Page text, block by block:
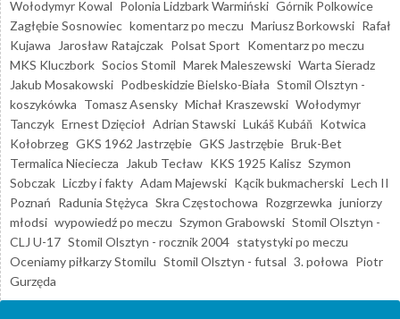
Wołodymyr Kowal Polonia Lidzbark Warmiński Górnik Polkowice
Zagłębie Sosnowiec komentarz po meczu Mariusz Borkowski Rafał
Kujawa
Jarosław Ratajczak Polsat Sport Komentarz po meczu
MKS Kluczbork Socios Stomil Marek Maleszewski Warta Sieradz
Jakub Mosakowski Podbeskidzie Bielsko-Biała Stomil Olsztyn -
koszykówka Tomasz Asensky Michał Kraszewski Wołodymyr
Tanczyk Ernest Dzięcioł Adrian Stawski Lukáš Kubáň Kotwica
Kołobrzeg GKS 1962 Jastrzębie GKS Jastrzębie Bruk-Bet
Termalica Nieciecza
Jakub Tecław KKS 1925 Kalisz Szymon
Sobczak Liczby i fakty Adam Majewski Kącik bukmacherski Lech II
Poznań Radunia Stężyca Skra Częstochowa Rozgrzewka juniorzy
młodsi wypowiedź po meczu Szymon Grabowski Stomil Olsztyn -
CLJ U-17 Stomil Olsztyn - rocznik 2004 statystyki po meczu
Oceniamy piłkarzy Stomilu Stomil Olsztyn - futsal 3. połowa Piotr
Gurzęda